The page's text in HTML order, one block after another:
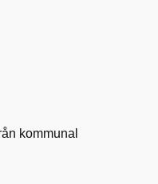
kommunal